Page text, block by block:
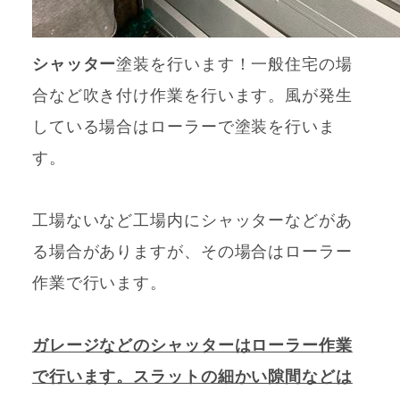
シャッター塗装を行います！一般住宅の場
合など吹き付け作業を行います。風が発生
している場合はローラーで塗装を行いま
す。
工場ないなど工場内にシャッターなどがあ
る場合がありますが、その場合はローラー
作業で行います。
ガレージなどのシャッターはローラー作業
で行います。スラットの細かい隙間などは